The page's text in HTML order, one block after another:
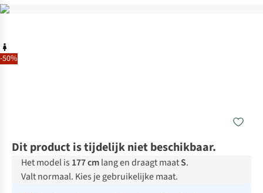
-50%
Dit product is tijdelijk niet beschikbaar.
Het model is 177 cmlang en draagt maatS.
Valt normaal. Kies je gebruikelijke maat.